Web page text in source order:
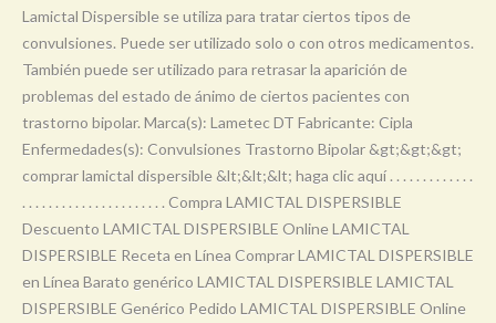
Lamictal Dispersible se utiliza para tratar ciertos tipos de
convulsiones. Puede ser utilizado solo o con otros medicamentos.
También puede ser utilizado para retrasar la aparición de
problemas del estado de ánimo de ciertos pacientes con
trastorno bipolar. Marca(s): Lametec DT Fabricante: Cipla
Enfermedades(s): Convulsiones Trastorno Bipolar &gt;&gt;&gt;
comprar lamictal dispersible &lt;&lt;&lt; haga clic aquí . . . . . . . . . . . . .
. . . . . . . . . . . . . . . . . . . . . . Compra LAMICTAL DISPERSIBLE
Descuento LAMICTAL DISPERSIBLE Online LAMICTAL
DISPERSIBLE Receta en Línea Comprar LAMICTAL DISPERSIBLE
en Línea Barato genérico LAMICTAL DISPERSIBLE LAMICTAL
DISPERSIBLE Genérico Pedido LAMICTAL DISPERSIBLE Online